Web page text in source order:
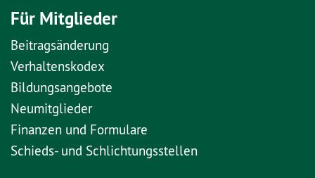
Für Mitglieder
Beitragsänderung
Verhaltenskodex
Bildungsangebote
Neumitglieder
Finanzen und Formulare
Schieds- und Schlichtungsstellen